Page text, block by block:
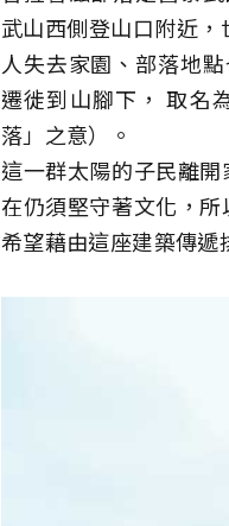
武山西側登山口附近
人失去家園、部落地
遷徙到山腳下， 取名
落」之意）。
這一群太陽的子民離
在仍須堅守著文化，
希望藉由這座建築傳遞